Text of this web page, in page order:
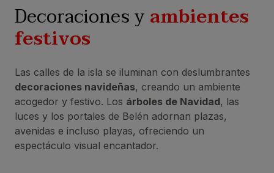
Decoraciones yambientes
festivos
Las calles de la isla se iluminan con deslumbrantes
decoraciones navideñas, creando un ambiente
acogedor y festivo. Los árboles de Navidad, las
luces y los portales de Belén adornan plazas,
avenidas e incluso playas, ofreciendo un
espectáculo visual encantador.